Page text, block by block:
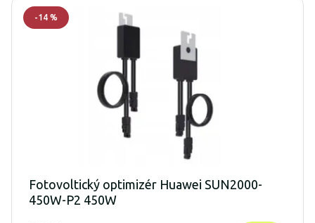
-14 %
Fotovoltický optimizér Huawei SUN2000-
450W-P2 450W